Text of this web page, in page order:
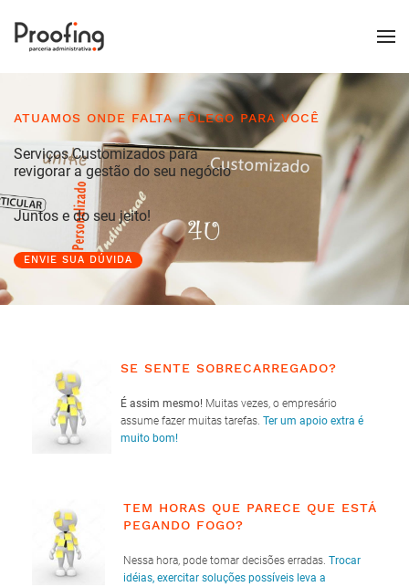
ATUAMOS ONDE FALTA FÔLEGO PARA VOCÊ
Serviços Customizados para
revigorar a gestão do seu negócio
Juntos e do seu jeito!
ENVIE SUA DÚVIDA
SE SENTE SOBRECARREGADO?
É assim mesmo! Muitas vezes, o empresário
assume fazer muitas tarefas. Ter um apoio extra é
muito bom!
TEM HORAS QUE PARECE QUE ESTÁ
PEGANDO FOGO?
Nessa hora, pode tomar decisões erradas. Trocar
idéias, exercitar soluções possíveis leva a